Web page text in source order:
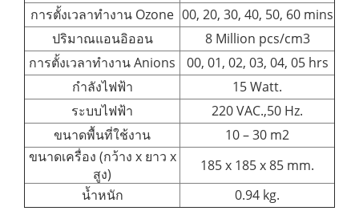
การตั้งเวลาทำงาน Ozone 00, 20, 30, 40, 50, 60 mins
ปริมาณแอนอิออน
8 Million pcs/cm3
การตั้งเวลาทำงาน Anions
00, 01, 02, 03, 04, 05 hrs
กำลังไฟฟ้า
15 Watt.
ระบบไฟฟ้า
220 VAC.,50 Hz.
ขนาดพื้นที่ใช้งาน
10 – 30 m2
ขนาดเครื่อง (กว้าง x ยาว x
สูง)
185 x 185 x 85 mm.
น้ำหนัก
0.94 kg.